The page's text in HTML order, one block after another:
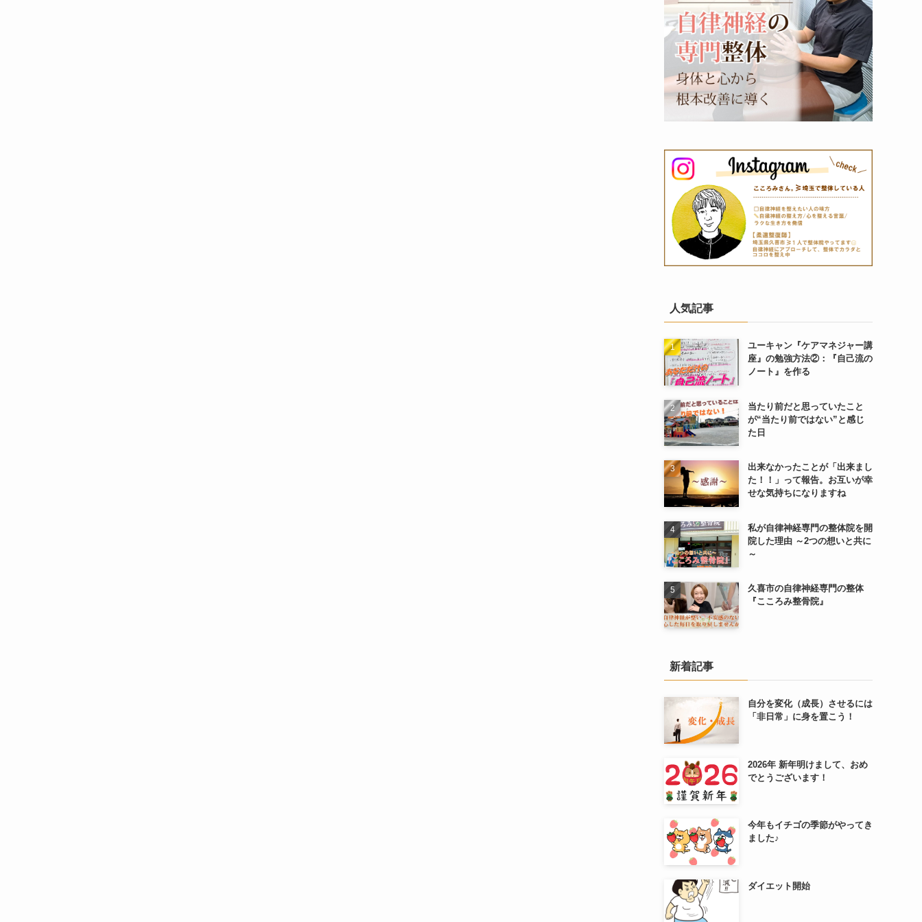
人気記事
ユーキャン『ケアマネジャー講
座』の勉強方法②：『自己流の
ノート』を作る
当たり前だと思っていたこと
が“当たり前ではない”と感じ
た日
出来なかったことが「出来まし
た！！」って報告。お互いが幸
せな気持ちになりますね
私が自律神経専門の整体院を開
院した理由 ～2つの想いと共に
～
久喜市の自律神経専門の整体
『こころみ整骨院』
新着記事
自分を変化（成長）させるには
「非日常」に身を置こう！
2026年 新年明けまして、おめ
でとうございます！
今年もイチゴの季節がやってき
ました♪
ダイエット開始